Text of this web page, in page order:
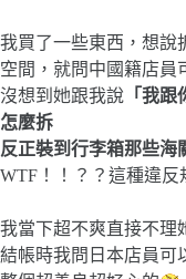
我買了一些東西，想說
空間，就問中國籍店員
沒想到她跟我說 「我
怎麼拆
反正裝到行李箱那些海
WTF！！？？這種違反
我當下超不爽直接不理
結帳時我問日本店員可